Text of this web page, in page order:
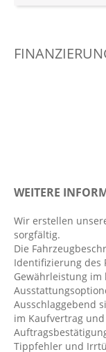
Automatisch
Dachreling:
Digitaler
Digitales
Elektr.
WEITERE
Wir erstellen
sorgfältig.
Die
Identifizierung des
Gewährleistung
Ausschlaggebend
im Kaufvertrag
Tippfehler und